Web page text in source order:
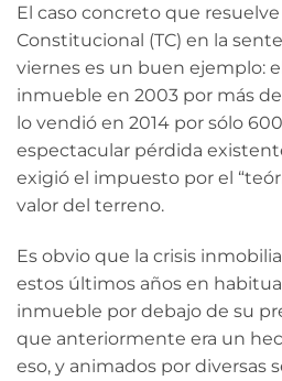
El caso concreto que
Constitucional (TC) en la
viernes es un buen ejemplo:
inmueble en 2003 por más
lo vendió en 2014 por sólo
espectacular pérdida
exigió el impuesto por el
valor del terreno.
Es obvio que la crisis
estos últimos años en
inmueble por debajo de su
que anteriormente era un
eso, y animados por diversas